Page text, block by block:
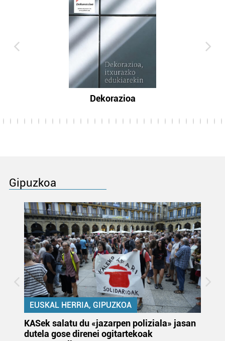
Dekorazioa
Gipuzkoa
EUSKAL HERRIA, GIPUZKOA
KASek salatu du «jazarpen poliziala» jasan
dutela gose direnei ogitartekoak